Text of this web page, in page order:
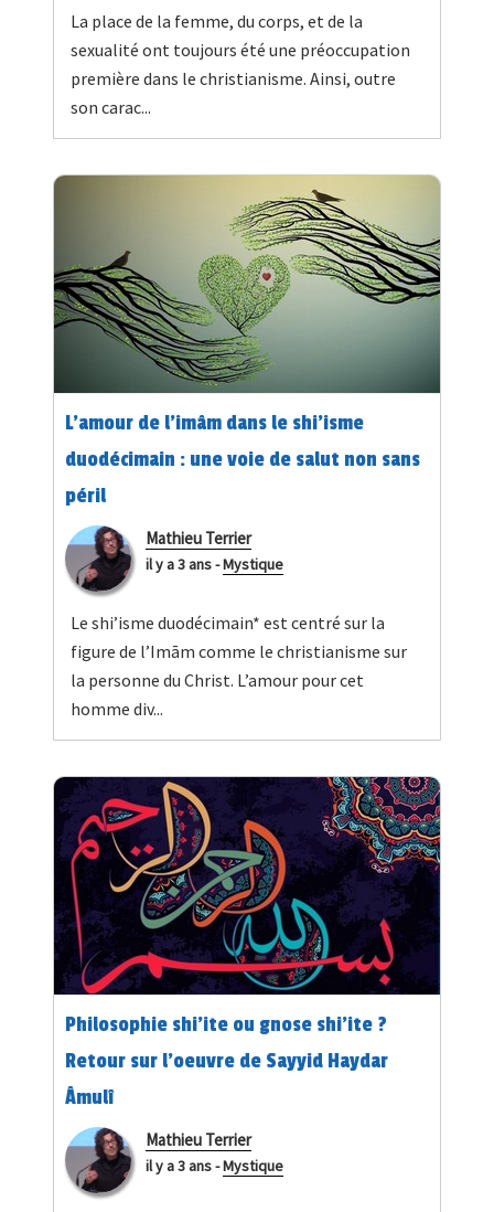
La place de la femme, du corps, et de la
sexualité ont toujours été une préoccupation
première dans le christianisme. Ainsi, outre
son carac...
L’amour de l’imâm dans le shi’isme
duodécimain : une voie de salut non sans
péril
Mathieu Terrier
il y a 3 ans-Mystique
Le shi’isme duodécimain* est centré sur la
figure de l’Imām comme le christianisme sur
la personne du Christ. L’amour pour cet
homme div...
Philosophie shi’ite ou gnose shi’ite ?
Retour sur l’oeuvre de Sayyid Haydar
Âmulî
Mathieu Terrier
il y a 3 ans-Mystique